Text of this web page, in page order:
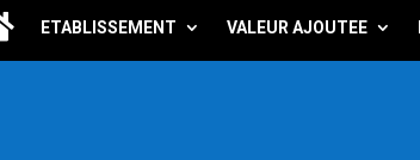
ETABLISSEMENT VALEUR AJOUTEE